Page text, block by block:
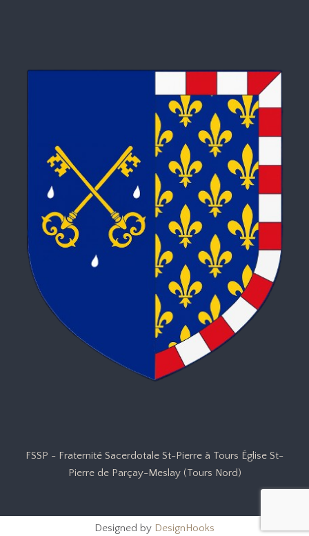
FSSP - Fraternité Sacerdotale St-Pierre à Tours Église St-
Pierre de Parçay-Meslay (Tours Nord)
Designed by DesignHooks